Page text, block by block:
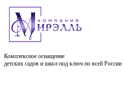
Комплексное оснащение
детских садов и школ под ключ по всей России